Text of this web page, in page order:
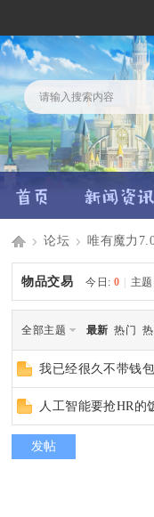
Di
sc
»
论坛
›
唯有魔力
物品交易 今日:0 主
全部主题 最新 热门
我已经很久不带钱
人工智能要抢HR的
发帖